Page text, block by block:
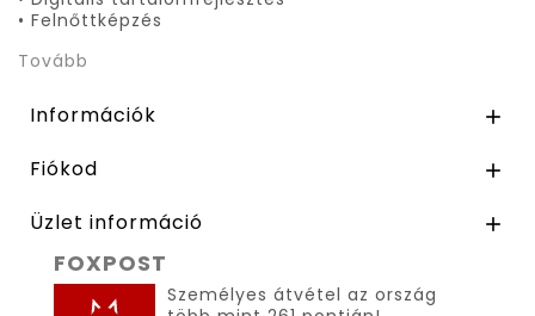
• Felnőttképzés
Tovább
Információk 
Fiókod 
Üzlet információ 
FOXPOST
Személyes átvétel az ország